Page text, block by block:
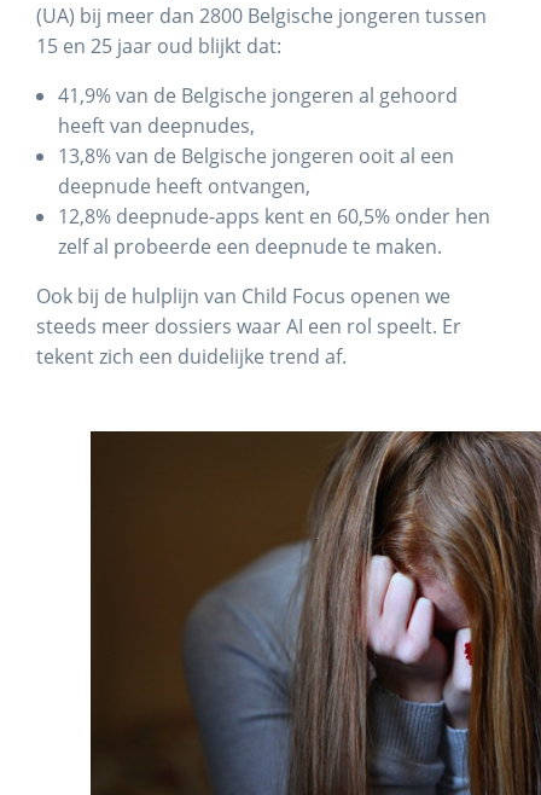
(UA) bij meer dan 2800 Belgische jongeren tussen
15 en 25 jaar oud blijkt dat:
41,9% van de Belgische jongeren al gehoord
heeft van deepnudes,
13,8% van de Belgische jongeren ooit al een
deepnude heeft ontvangen,
12,8% deepnude-apps kent en 60,5% onder hen
zelf al probeerde een deepnude te maken.
Ook bij de hulplijn van Child Focus openen we
steeds meer dossiers waar AI een rol speelt. Er
tekent zich een duidelijke trend af.